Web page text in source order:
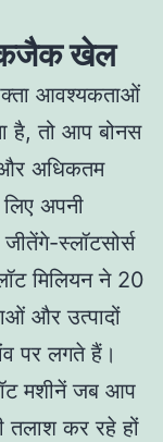
खेल
आवश्यकताओं
है, तो आप बोनस
और अधिकतम
अपनी
स्लॉटसोर्स
मिलियन ने 20
और उत्पादों
पर लगते हैं।
मशीनें जब आप
कर रहे हों